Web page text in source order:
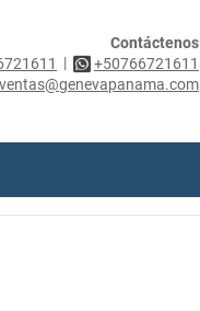
Contáctenos
|
+50766721611
ventas@genevapanama.com